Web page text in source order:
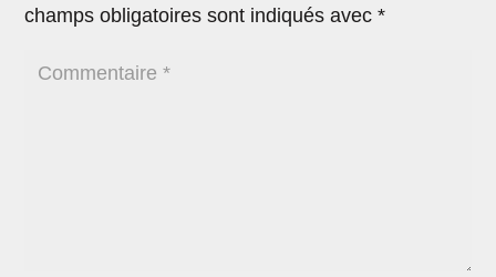
champs obligatoires sont indiqués avec*